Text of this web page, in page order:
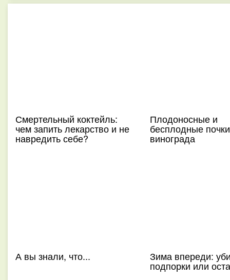
Смертельный коктейль:
чем запить лекарство и не
навредить себе?
Плодоносные и
бесплодные
винограда
А вы знали, что... Зима впереди:
подпорки или